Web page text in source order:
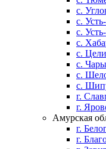
с.
с.
с.
с.
с.
с.
с.
с.
г.
г.
Амурская
г.
г.